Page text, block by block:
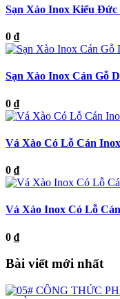
Sạn Xào Inox Kiểu
0 ₫
Sạn Xào Inox Cán Gỗ
0 ₫
Vá Xào Có Lỗ Cán Inox
0 ₫
Vá Xào Inox Có Lỗ
0 ₫
Bài viết mới nhất